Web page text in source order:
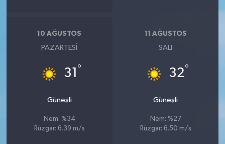
10 AĞUSTOS
PAZARTESI
31 °
Güneşli
Nem: %34
Rüzgar: 6.39 m/s
11 AĞUSTOS
SALI
32°
Güneşli
Nem: %27
Rüzgar: 6.50 m/s